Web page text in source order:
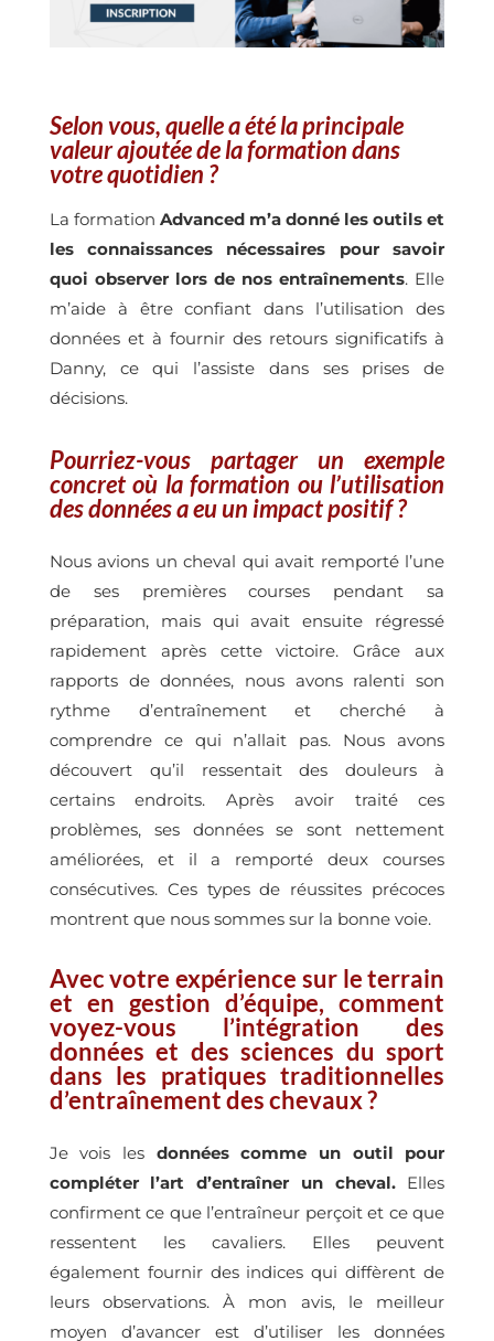
Selon vous, quelle a été la principale
valeur ajoutée de la formation dans
votre quotidien ?
La formation Advanced m’a donné les outils et
les connaissances nécessaires pour savoir
quoi observer lors de nos entraînements. Elle
m’aide à être confiant dans l’utilisation des
données et à fournir des retours significatifs à
Danny, ce qui l’assiste dans ses prises de
décisions.
Pourriez-vous partager un exemple
concret où la formation ou l’utilisation
des données a eu un impact positif ?
Nous avions un cheval qui avait remporté l’une
de ses premières courses pendant sa
préparation, mais qui avait ensuite régressé
rapidement après cette victoire. Grâce aux
rapports de données, nous avons ralenti son
rythme d’entraînement et cherché à
comprendre ce qui n’allait pas. Nous avons
découvert qu’il ressentait des douleurs à
certains endroits. Après avoir traité ces
problèmes, ses données se sont nettement
améliorées, et il a remporté deux courses
consécutives. Ces types de réussites précoces
montrent que nous sommes sur la bonne voie.
Avec votre expérience sur le terrain
et en gestion d’équipe, comment
voyez-vous l’intégration des
données et des sciences du sport
dans les pratiques traditionnelles
d’entraînement des chevaux ?
Je vois les données comme un outil pour
compléter l’art d’entraîner un cheval.Elles
confirment ce que l’entraîneur perçoit et ce que
ressentent les cavaliers. Elles peuvent
également fournir des indices qui diffèrent de
leurs observations. À mon avis, le meilleur
moyen d’avancer est d’utiliser les données